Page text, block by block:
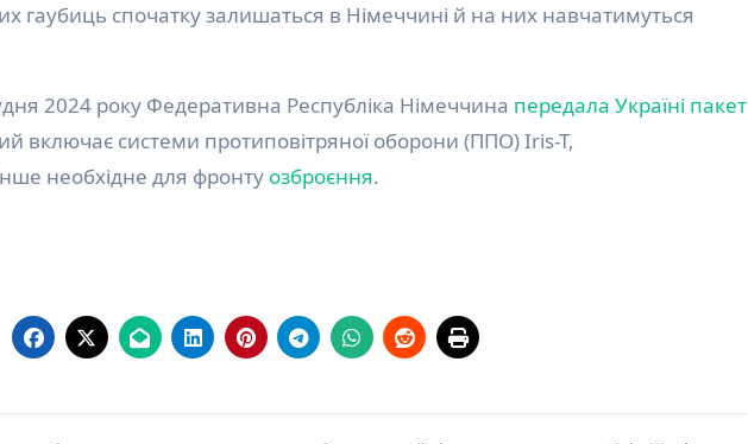
гаубиць спочатку залишаться в Німеччині й на них навчатимуться
2024 року Федеративна Республіка Німеччина передала Україні пакет
включає системи протиповітряної оборони (ППО) Iris-T,
необхідне для фронту озброєння.